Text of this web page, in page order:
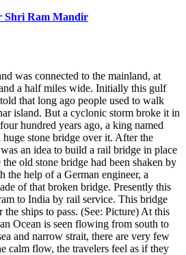
Shri Ram Mandir
was connected to the mainland, at
a half miles wide. Initially this gulf
that long ago people used to walk
island. But a cyclonic storm broke it in
hundred years ago, a king named
stone bridge over it. After the
an idea to build a rail bridge in place
old stone bridge had been shaken by
the help of a German engineer, a
of that broken bridge. Presently this
to India by rail service. This bridge
ships to pass. (See: Picture) At this
Ocean is seen flowing from south to
and narrow strait, there are very few
calm flow, the travelers feel as if they